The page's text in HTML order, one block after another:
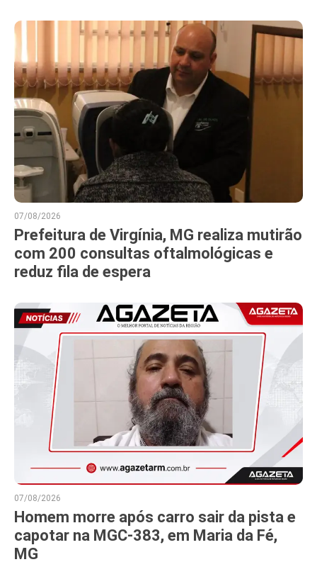
07/08/2026
Prefeitura de Virgínia, MG realiza mutirão
com 200 consultas oftalmológicas e
reduz fila de espera
07/08/2026
Homem morre após carro sair da pista e
capotar na MGC-383, em Maria da Fé,
MG